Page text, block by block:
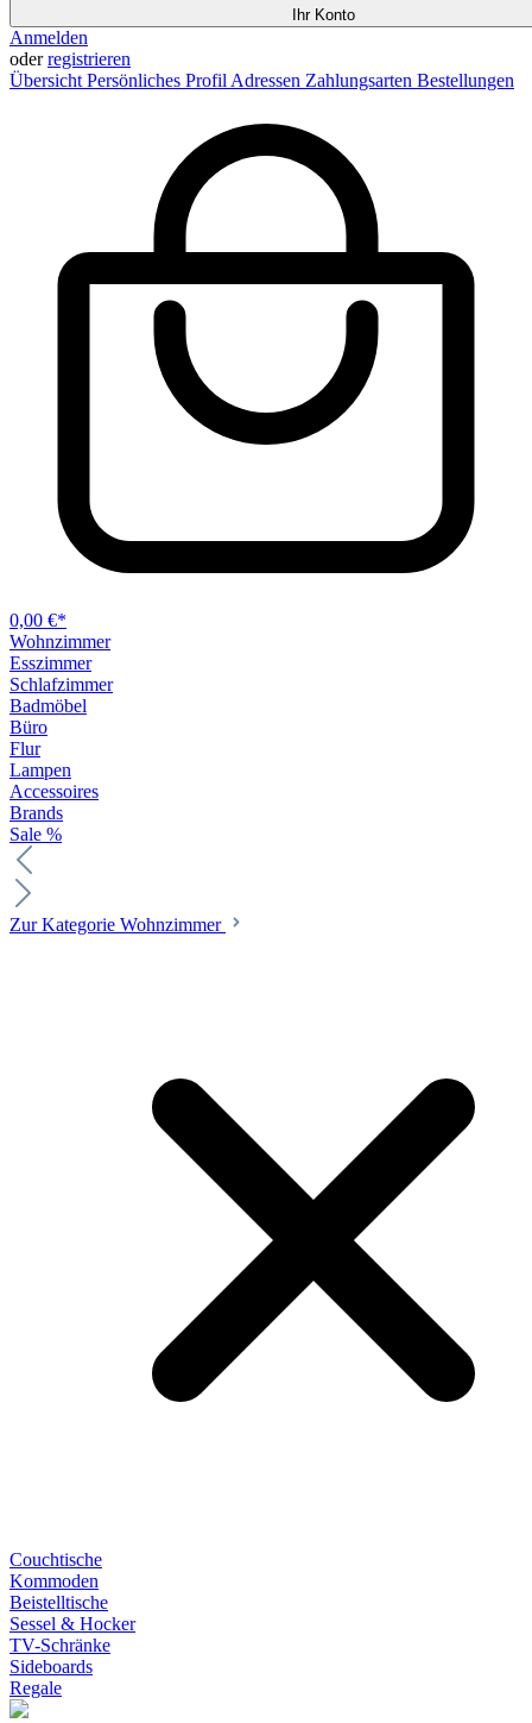
Ihr Konto
Anmelden
oderregistrieren
Übersicht Persönliches Profil Adressen Zahlungsarten Bestellungen
0,00 €*
Wohnzimmer
Esszimmer
Schlafzimmer
Badmöbel
Büro
Flur
Lampen
Accessoires
Brands
Sale %
Zur Kategorie Wohnzimmer
Couchtische
Kommoden
Beistelltische
Sessel & Hocker
TV-Schränke
Sideboards
Regale